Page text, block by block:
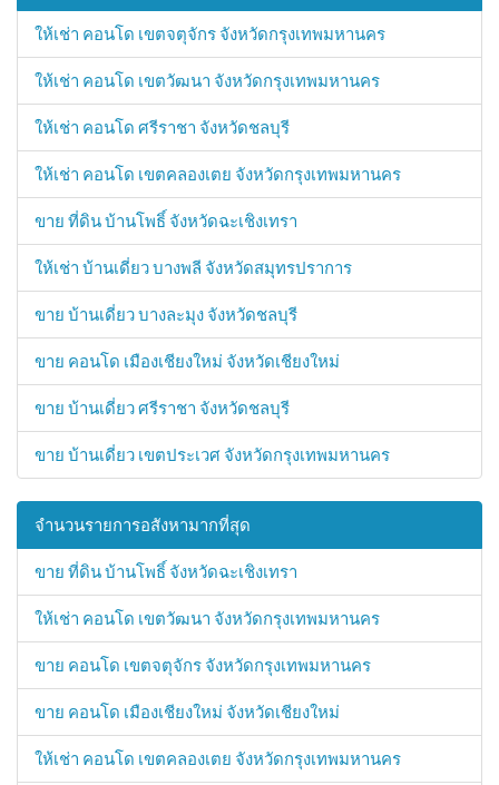
ให้เช่า คอนโด เขตจตุจักร จังหวัดกรุงเทพมหานคร
ให้เช่า คอนโด เขตวัฒนา จังหวัดกรุงเทพมหานคร
ให้เช่า คอนโด ศรีราชา จังหวัดชลบุรี
ให้เช่า คอนโด เขตคลองเตย จังหวัดกรุงเทพมหานคร
ขาย ที่ดิน บ้านโพธิ์ จังหวัดฉะเชิงเทรา
ให้เช่า บ้านเดี่ยว บางพลี จังหวัดสมุทรปราการ
ขาย บ้านเดี่ยว บางละมุง จังหวัดชลบุรี
ขาย คอนโด เมืองเชียงใหม่ จังหวัดเชียงใหม่
ขาย บ้านเดี่ยว ศรีราชา จังหวัดชลบุรี
ขาย บ้านเดี่ยว เขตประเวศ จังหวัดกรุงเทพมหานคร
จำนวนรายการอสังหามากที่สุด
ขาย ที่ดิน บ้านโพธิ์ จังหวัดฉะเชิงเทรา
ให้เช่า คอนโด เขตวัฒนา จังหวัดกรุงเทพมหานคร
ขาย คอนโด เขตจตุจักร จังหวัดกรุงเทพมหานคร
ขาย คอนโด เมืองเชียงใหม่ จังหวัดเชียงใหม่
ให้เช่า คอนโด เขตคลองเตย จังหวัดกรุงเทพมหานคร